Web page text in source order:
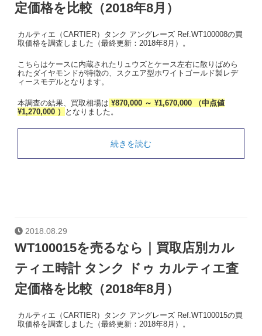
定価格を比較（2018年8月）
カルティエ（CARTIER）タンク アングレーズ Ref.WT100008の買
取価格を調査しました（最終更新：2018年8月）。
こちらはケースに内蔵されたリュウズとケース左右に散りばめら
れたダイヤモンドが特徴の、スクエア型ホワイトゴールド製レデ
ィースモデルとなります。
本調査の結果、買取相場は ¥870,000 ～ ¥1,670,000 （中点値
¥1,270,000 ）
となりました。
続きを読む
2018.08.29
WT100015を売るなら｜買取店別カル
ティエ時計 タンク ドゥ カルティエ査
定価格を比較（2018年8月）
カルティエ（CARTIER）タンク アングレーズ Ref.WT100015の買
取価格を調査しました（最終更新：2018年8月）。